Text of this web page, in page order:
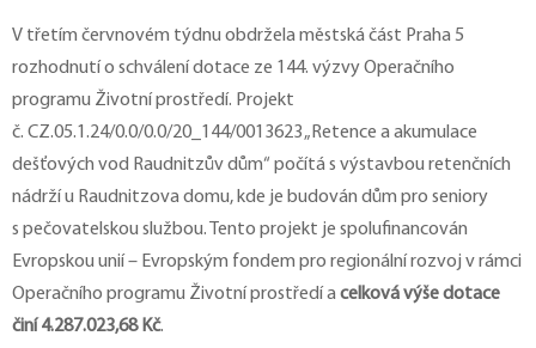
V třetím červnovém týdnu obdržela městská část Praha 5
rozhodnutí o schválení dotace ze 144. výzvy Operačního
programu Životní prostředí. Projekt
č. CZ.05.1.24/0.0/0.0/20_144/0013623 „Retence a akumulace
dešťových vod Raudnitzův dům“ počítá s výstavbou retenčních
nádrží u Raudnitzova domu, kde je budován dům pro seniory
s pečovatelskou službou. Tento projekt je spolufinancován
Evropskou unií – Evropským fondem pro regionální rozvoj v rámci
Operačního programu Životní prostředí acelková výše dotace
činí 4.287.023,68 Kč.